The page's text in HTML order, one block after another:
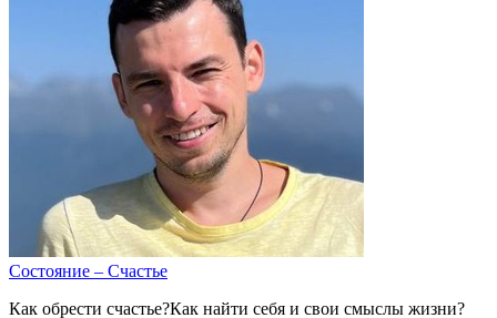
Состояние – Счастье
Как обрести счастье?Как найти себя и свои смыслы жизни?